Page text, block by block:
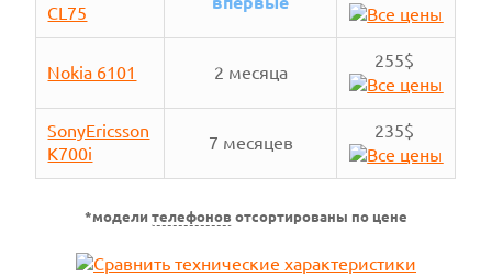
CL75
Nokia 6101 2 месяца
255$
SonyEricsson
K700i
7 месяцев
235$
*модели телефонов отсортированы по цене